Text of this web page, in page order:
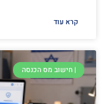
קרא עוד
| חישוב מס הכנסה